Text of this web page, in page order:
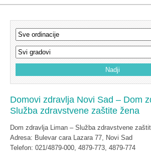
Domovi zdravlja Novi Sad – Dom
Služba zdravstvene zaštite žena
Dom zdravlja Liman – Služba zdravstvene
Adresa: Bulevar cara Lazara 77, Novi Sad
Telefon: 021/4879-000, 4879-773, 4879-774